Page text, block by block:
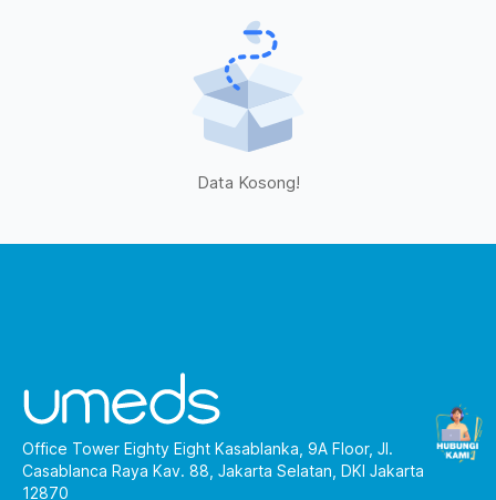
Data Kosong!
Office Tower Eighty Eight Kasablanka, 9A Floor, Jl.
Casablanca Raya Kav. 88, Jakarta Selatan, DKI Jakarta
12870